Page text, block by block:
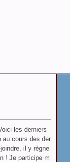
les derniers
au cours des der
il y règne
! Je participe m